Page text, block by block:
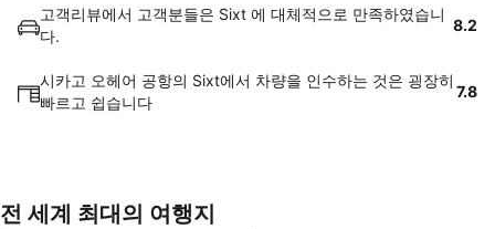
고객리뷰에서 고객분들은 Sixt 에 대체적으로 만족하였습니
다.
8.2
시카고 오헤어 공항의 Sixt에서 차량을 인수하는 것은 굉장히
빠르고 쉽습니다
7.8
전 세계 최대의 여행지